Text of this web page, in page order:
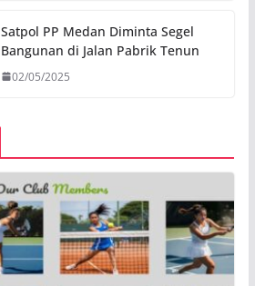
Satpol PP Medan Diminta Segel
Bangunan di Jalan Pabrik Tenun
02/05/2025